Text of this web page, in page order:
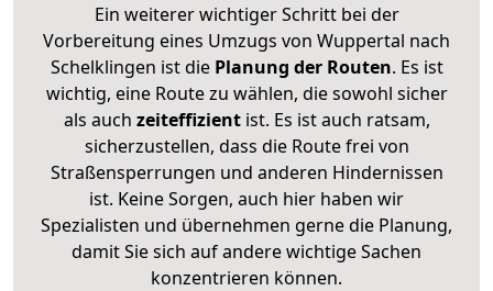
Ein weiterer wichtiger Schritt bei der
Vorbereitung eines Umzugs von Wuppertal nach
Schelklingen ist diePlanung der Routen. Es ist
wichtig, eine Route zu wählen, die sowohl sicher
als auch zeiteffizientist. Es ist auch ratsam,
sicherzustellen, dass die Route frei von
Straßensperrungen und anderen Hindernissen
ist. Keine Sorgen, auch hier haben wir
Spezialisten und übernehmen gerne die Planung,
damit Sie sich auf andere wichtige Sachen
konzentrieren können.